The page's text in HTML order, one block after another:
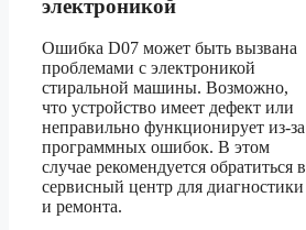
электроникой
Ошибка D07 может быть вызвана
проблемами с электроникой
стиральной машины. Возможно,
что устройство имеет дефект или
неправильно функционирует из-за
программных ошибок. В этом
случае рекомендуется обратиться в
сервисный центр для диагностики
и ремонта.